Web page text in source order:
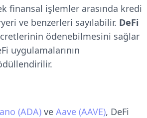
finansal işlemler arasında kredi
ve benzerleri sayılabilir. DeFi
ödenebilmesini sağlar
uygulamalarının
(ADA) ve Aave (AAVE), DeFi